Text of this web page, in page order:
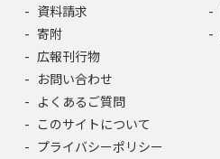
資料請求
寄附
広報刊行物
お問い合わせ
よくあるご質問
このサイトについて
プライバシーポリシー